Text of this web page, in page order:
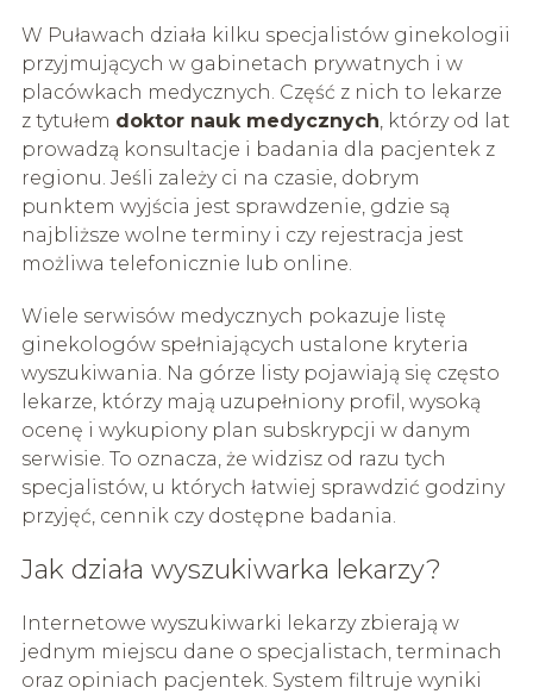
W Puławach działa kilku specjalistów ginekologii
przyjmujących w gabinetach prywatnych i w
placówkach medycznych. Część z nich to lekarze
z tytułem doktor nauk medycznych, którzy od lat
prowadzą konsultacje i badania dla pacjentek z
regionu. Jeśli zależy ci na czasie, dobrym
punktem wyjścia jest sprawdzenie, gdzie są
najbliższe wolne terminy i czy rejestracja jest
możliwa telefonicznie lub online.
Wiele serwisów medycznych pokazuje listę
ginekologów spełniających ustalone kryteria
wyszukiwania. Na górze listy pojawiają się często
lekarze, którzy mają uzupełniony profil, wysoką
ocenę i wykupiony plan subskrypcji w danym
serwisie. To oznacza, że widzisz od razu tych
specjalistów, u których łatwiej sprawdzić godziny
przyjęć, cennik czy dostępne badania.
Jak działa wyszukiwarka lekarzy?
Internetowe wyszukiwarki lekarzy zbierają w
jednym miejscu dane o specjalistach, terminach
oraz opiniach pacjentek. System filtruje wyniki